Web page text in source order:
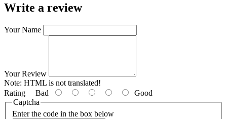
Write a review
Your Name
Your Review
Note: HTML is not translated!
Rating Bad
Good
Captcha
Enter the code in the box below